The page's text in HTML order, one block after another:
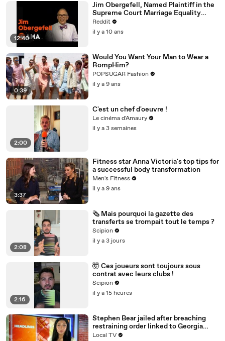
12:40
Jim Obergefell, Named Plaintiff in the
Supreme Court Marriage Equality
Case, Ask Me Anything!
Reddit
il y a 10 ans
0:39
Would You Want Your Man to Wear a
RompHim?
POPSUGAR Fashion
il y a 9 ans
2:00
C'est un chef d'oeuvre !
Le cinéma d'Amaury
il y a 3 semaines
3:37
Fitness star Anna Victoria's top tips for
a successful body transformation
Men's Fitness
il y a 9 ans
2:08
🗞️ Mais pourquoi la gazette des
transferts se trompait tout le temps ?
Scipion
il y a 3 jours
2:16
🤯 Ces joueurs sont toujours sous
contrat avec leurs clubs !
Scipion
il y a 15 heures
Stephen Bear jailed after breaching
restraining order linked to Georgia
Harrison
Local TV